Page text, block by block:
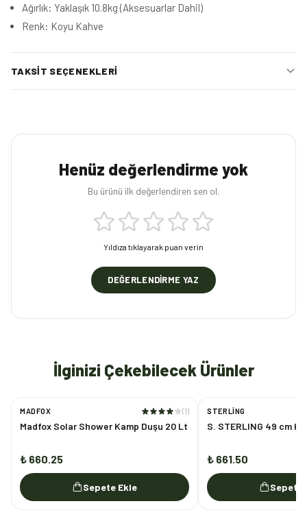
Ağırlık: Yaklaşık 10.8kg (Aksesuarlar Dahil)
Renk: Koyu Kahve
TAKSIT SEÇENEKLERI
Henüz değerlendirme yok
Bu ürünü ilk değerlendiren sen ol.
Yıldıza tıklayarak puan verin
DEĞERLENDIRME YAZ
İlginizi Çekebilecek Ürünler
MADFOX (1)
Madfox Solar Shower Kamp Duşu 20 Lt
₺ 660.25
Sepete Ekle
STERLING
S. STERLING 49 cm
₺ 661.50
Sepete